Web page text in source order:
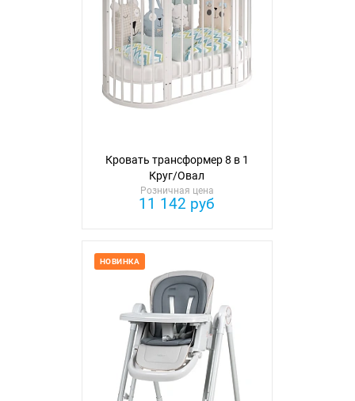
Кровать трансформер 8 в 1
Круг/Овал
Розничная цена
11 142 руб
НОВИНКА